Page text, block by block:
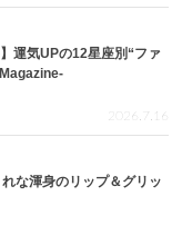
運気UPの12星座別“ファ
2026.7.16
な渾身のリップ＆グリッ